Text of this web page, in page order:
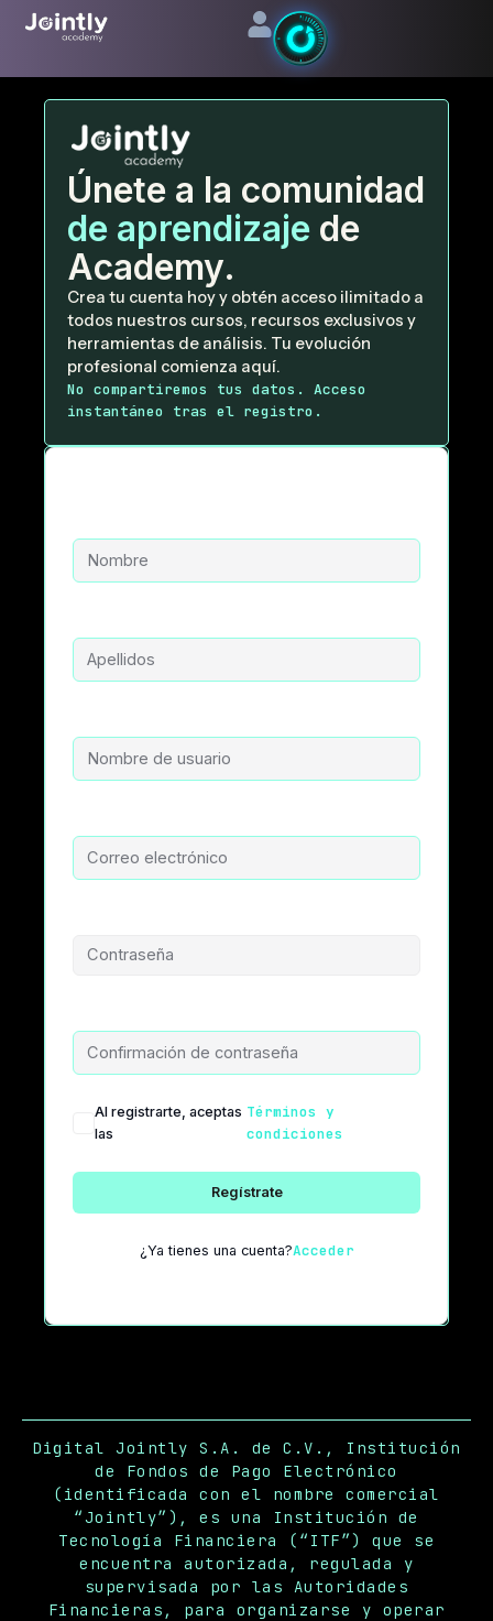
Únete a la comunidad
de aprendizaje de
Academy.
Crea tu cuenta hoy y obtén acceso ilimitado a
todos nuestros cursos, recursos exclusivos y
herramientas de análisis. Tu evolución
profesional comienza aquí.
No compartiremos tus datos. Acceso
instantáneo tras el registro.
Al registrarte, aceptas
las
Términos y
condiciones
Regístrate
¿Ya tienes una cuenta?Acceder
Digital Jointly S.A. de C.V., Institución
de Fondos de Pago Electrónico
(identificada con el nombre comercial
“Jointly”), es una Institución de
Tecnología Financiera (“ITF”) que se
encuentra autorizada, regulada y
supervisada por las Autoridades
Financieras, para organizarse y operar